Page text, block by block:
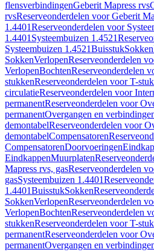
flensverbindingenGeberit Mapress rvs
rvsReserveonderdelen voor Geberit
1.4401Reserveonderdelen voor
1.4401 Systeembuizen 1.4521
Systeembuizen 1.4521BuisstukSokken
SokkenVerlopenReserveonderdelen
VerlopenBochtenReserveonderdelen
stukkenReserveonderdelen voor T-
circulatieReserveonderdelen voor
permanentReserveonderdelen voor
permanentOvergangen en
demontabelReserveonderdelen voor
demontabelCompensatoren
CompensatorenDoorvoeringen
EindkappenMuurplaten
Mapress rvs, gasReserveonderdelen
gasSysteembuizen 1.4401
1.4401BuisstukSokken
SokkenVerlopenReserveonderdelen
VerlopenBochtenReserveonderdelen
stukkenReserveonderdelen voor T-
permanentReserveonderdelen voor
permanentOvergangen en